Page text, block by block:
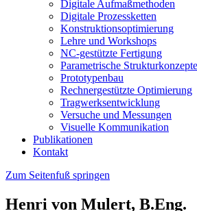
Digitale Aufmaßmethoden
Digitale Prozessketten
Konstruktionsoptimierung
Lehre und Workshops
NC-gestützte Fertigung
Parametrische Strukturkonzepte
Prototypenbau
Rechnergestützte Optimierung
Tragwerksentwicklung
Versuche und Messungen
Visuelle Kommunikation
Publikationen
Kontakt
Zum Seitenfuß springen
Henri von Mulert, B.Eng.